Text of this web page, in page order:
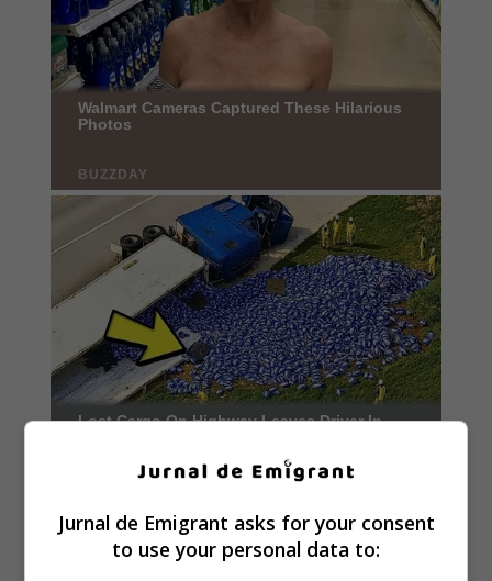
Jurnal de Emigrant asks for your consent
to use your personal data to: